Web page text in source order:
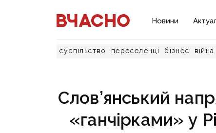
Новини
суспільство переселенці бізнес війна
Слов’янський
«ганчірками» у